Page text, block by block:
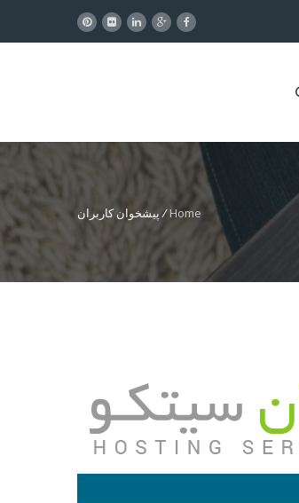
Home
/ پیشخوان کاربران